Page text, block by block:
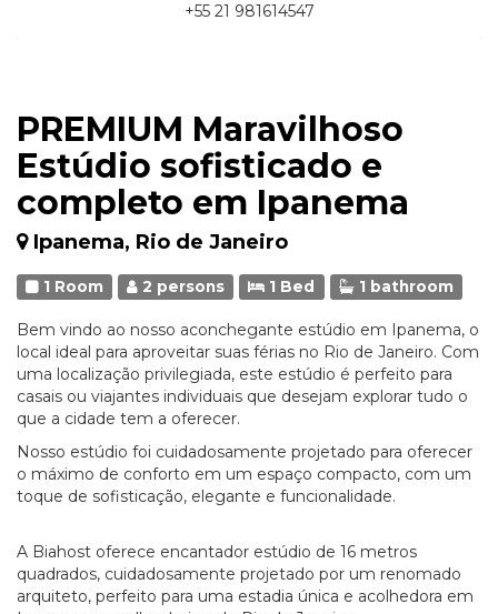
PREMIUM Maravilhoso
Estúdio sofisticado e
completo em Ipanema
Ipanema, Rio de Janeiro
1 Room 2 persons 1 Bed 1 bathroom
Bem vindo ao nosso aconchegante estúdio em Ipanema, o
local ideal para aproveitar suas férias no Rio de Janeiro. Com
uma localização privilegiada, este estúdio é perfeito para
casais ou viajantes individuais que desejam explorar tudo o
que a cidade tem a oferecer.
Nosso estúdio foi cuidadosamente projetado para oferecer
o máximo de conforto em um espaço compacto, com um
toque de sofisticação, elegante e funcionalidade.
A Biahost oferece encantador estúdio de 16 metros
quadrados, cuidadosamente projetado por um renomado
arquiteto, perfeito para uma estadia única e acolhedora em
+55 21 981614547